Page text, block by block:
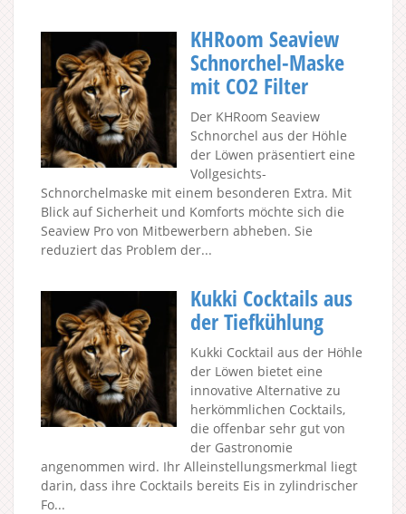
KHRoom Seaview
Schnorchel-Maske
mit CO2 Filter
Der KHRoom Seaview
Schnorchel aus der Höhle
der Löwen präsentiert eine
Vollgesichts-
Schnorchelmaske mit einem besonderen Extra. Mit
Blick auf Sicherheit und Komforts möchte sich die
Seaview Pro von Mitbewerbern abheben. Sie
reduziert das Problem der...
Kukki Cocktails aus
der Tiefkühlung
Kukki Cocktail aus der Höhle
der Löwen bietet eine
innovative Alternative zu
herkömmlichen Cocktails,
die offenbar sehr gut von
der Gastronomie
angenommen wird. Ihr Alleinstellungsmerkmal liegt
darin, dass ihre Cocktails bereits Eis in zylindrischer
Fo...